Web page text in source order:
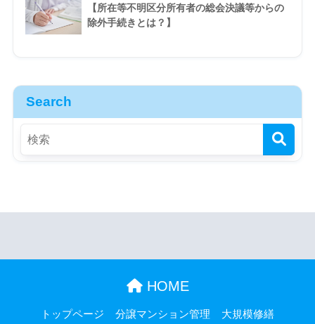
【所在等不明区分所有者の総会決議等からの
除外手続きとは？】
Search
HOME
トップページ 分譲マンション管理 大規模修繕